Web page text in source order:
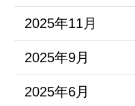
2025年11月
2025年9月
2025年6月